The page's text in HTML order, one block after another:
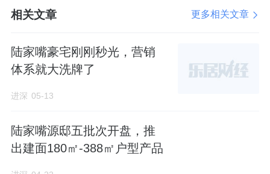
将居住的舒适度、私密性和体验感提升到一个
米，所有车行入口、地下车库、设备机房、垃
圾归集点全部压在抬板之下；抬板之上，是全
相关文章 更多相关文章
陆家嘴豪宅刚刚秒光，营销
体系就大洗牌了
进深 05-13
陆家嘴源邸五批次开盘，推
出建面180㎡-388㎡户型产品